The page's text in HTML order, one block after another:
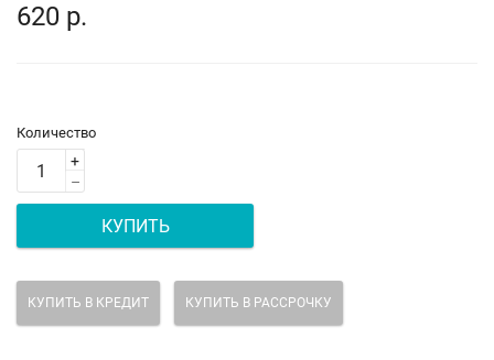
620 р.
Количество
+
–
КУПИТЬ
КУПИТЬ В КРЕДИТ КУПИТЬ В РАССРОЧКУ